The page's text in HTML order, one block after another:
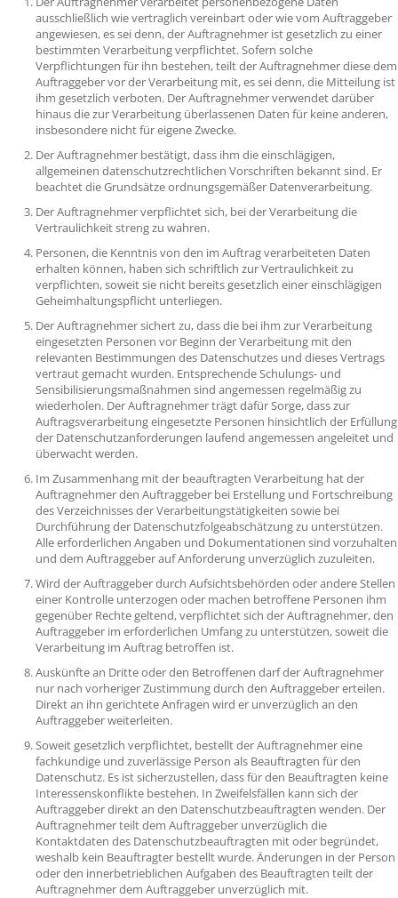
ausschließlich wie vertraglich vereinbart oder wie vom Auftraggeber
angewiesen, es sei denn, der Auftragnehmer ist gesetzlich zu einer
bestimmten Verarbeitung verpflichtet. Sofern solche
Verpflichtungen für ihn bestehen, teilt der Auftragnehmer diese dem
Auftraggeber vor der Verarbeitung mit, es sei denn, die Mitteilung ist
ihm gesetzlich verboten. Der Auftragnehmer verwendet darüber
hinaus die zur Verarbeitung überlassenen Daten für keine anderen,
insbesondere nicht für eigene Zwecke.
Der Auftragnehmer bestätigt, dass ihm die einschlägigen,
allgemeinen datenschutzrechtlichen Vorschriften bekannt sind. Er
beachtet die Grundsätze ordnungsgemäßer Datenverarbeitung.
Der Auftragnehmer verpflichtet sich, bei der Verarbeitung die
Vertraulichkeit streng zu wahren.
Personen, die Kenntnis von den im Auftrag verarbeiteten Daten
erhalten können, haben sich schriftlich zur Vertraulichkeit zu
verpflichten, soweit sie nicht bereits gesetzlich einer einschlägigen
Geheimhaltungspflicht unterliegen.
Der Auftragnehmer sichert zu, dass die bei ihm zur Verarbeitung
eingesetzten Personen vor Beginn der Verarbeitung mit den
relevanten Bestimmungen des Datenschutzes und dieses Vertrags
vertraut gemacht wurden. Entsprechende Schulungs- und
Sensibilisierungsmaßnahmen sind angemessen regelmäßig zu
wiederholen. Der Auftragnehmer trägt dafür Sorge, dass zur
Auftragsverarbeitung eingesetzte Personen hinsichtlich der Erfüllung
der Datenschutzanforderungen laufend angemessen angeleitet und
überwacht werden.
Im Zusammenhang mit der beauftragten Verarbeitung hat der
Auftragnehmer den Auftraggeber bei Erstellung und Fortschreibung
des Verzeichnisses der Verarbeitungstätigkeiten sowie bei
Durchführung der Datenschutzfolgeabschätzung zu unterstützen.
Alle erforderlichen Angaben und Dokumentationen sind vorzuhalten
und dem Auftraggeber auf Anforderung unverzüglich zuzuleiten.
Wird der Auftraggeber durch Aufsichtsbehörden oder andere Stellen
einer Kontrolle unterzogen oder machen betroffene Personen ihm
gegenüber Rechte geltend, verpflichtet sich der Auftragnehmer, den
Auftraggeber im erforderlichen Umfang zu unterstützen, soweit die
Verarbeitung im Auftrag betroffen ist.
Auskünfte an Dritte oder den Betroffenen darf der Auftragnehmer
nur nach vorheriger Zustimmung durch den Auftraggeber erteilen.
Direkt an ihn gerichtete Anfragen wird er unverzüglich an den
Auftraggeber weiterleiten.
Soweit gesetzlich verpflichtet, bestellt der Auftragnehmer eine
fachkundige und zuverlässige Person als Beauftragten für den
Datenschutz. Es ist sicherzustellen, dass für den Beauftragten keine
Interessenskonflikte bestehen. In Zweifelsfällen kann sich der
Auftraggeber direkt an den Datenschutzbeauftragten wenden. Der
Auftragnehmer teilt dem Auftraggeber unverzüglich die
Kontaktdaten des Datenschutzbeauftragten mit oder begründet,
weshalb kein Beauftragter bestellt wurde. Änderungen in der Person
oder den innerbetrieblichen Aufgaben des Beauftragten teilt der
Auftragnehmer dem Auftraggeber unverzüglich mit.